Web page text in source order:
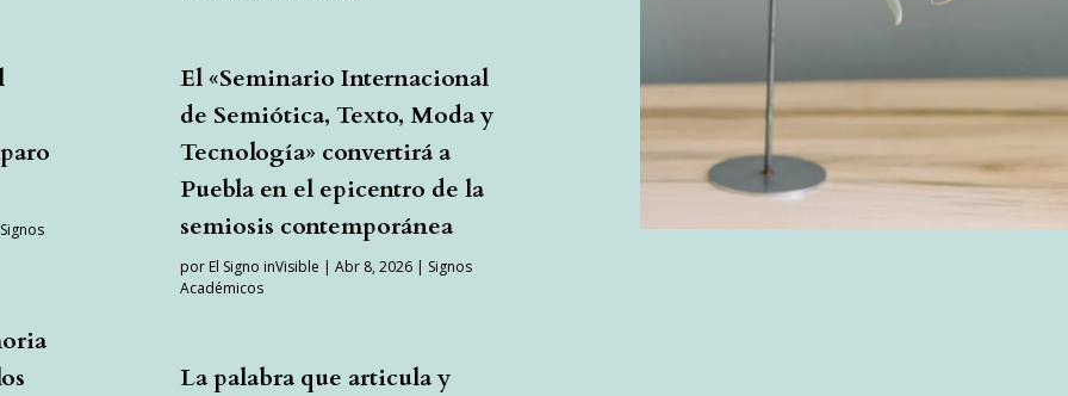
Signos
El «Seminario Internacional
de Semiótica, Texto, Moda y
Tecnología» convertirá a
Puebla en el epicentro de la
semiosis contemporánea
por El Signo inVisible |Abr 8, 2026 | Signos
Académicos
La palabra que articula y